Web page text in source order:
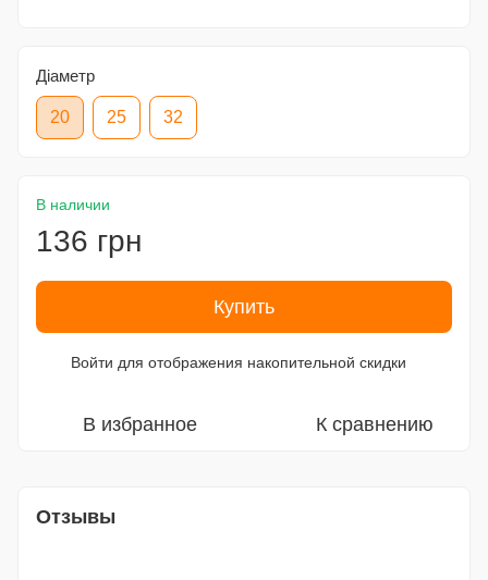
Діаметр
20 25 32
В наличии
136 грн
Купить
Войти для отображения накопительной скидки
В избранное К сравнению
Отзывы